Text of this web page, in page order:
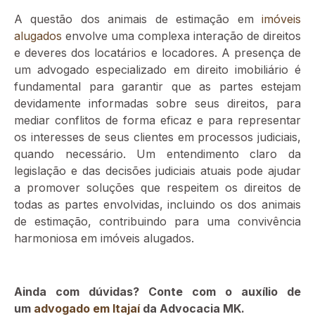
A questão dos animais de estimação em imóveis
alugados envolve uma complexa interação de direitos
e deveres dos locatários e locadores. A presença de
um advogado especializado em direito imobiliário é
fundamental para garantir que as partes estejam
devidamente informadas sobre seus direitos, para
mediar conflitos de forma eficaz e para representar
os interesses de seus clientes em processos judiciais,
quando necessário. Um entendimento claro da
legislação e das decisões judiciais atuais pode ajudar
a promover soluções que respeitem os direitos de
todas as partes envolvidas, incluindo os dos animais
de estimação, contribuindo para uma convivência
harmoniosa em imóveis alugados.
Ainda com dúvidas? Conte com o auxílio de
um advogado em Itajaída Advocacia MK.